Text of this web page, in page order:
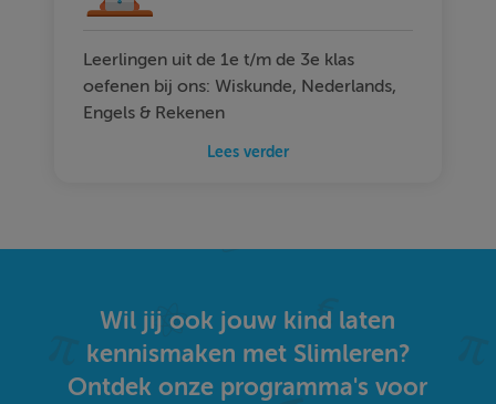
Leerlingen uit de 1e t/m de 3e klas
oefenen bij ons: Wiskunde, Nederlands,
Engels & Rekenen
Lees verder
Wil jij ook jouw kind laten
kennismaken met Slimleren?
Ontdek onze programma's voor